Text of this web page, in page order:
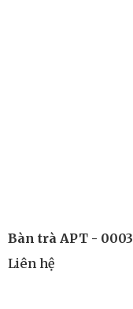
Bàn trà APT - 0003
Liên hệ